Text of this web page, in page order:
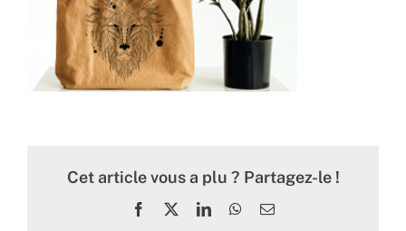
Cet article vous a plu ? Partagez-le !
Facebook LinkedInWhatsApp
Email